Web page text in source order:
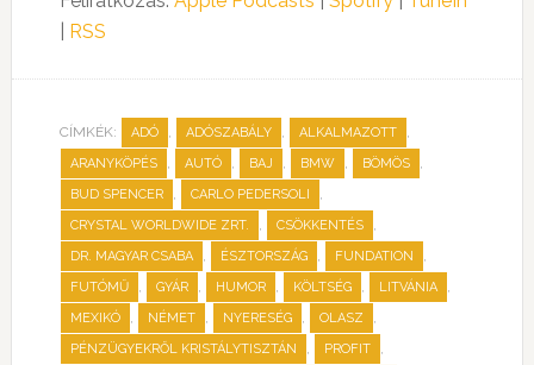
RSS
CÍMKÉK: ADÓ , ADÓSZABÁLY , ALKALMAZOTT ,
ARANYKÖPÉS , AUTÓ , BAJ , BMW , BÖMÖS ,
BUD SPENCER , CARLO PEDERSOLI ,
CRYSTAL WORLDWIDE ZRT. , CSÖKKENTÉS ,
DR. MAGYAR CSABA , ÉSZTORSZÁG , FUNDATION ,
FUTÓMŰ , GYÁR , HUMOR , KÖLTSÉG , LITVÁNIA ,
MEXIKÓ , NÉMET , NYERESÉG , OLASZ ,
PÉNZÜGYEKRŐL KRISTÁLYTISZTÁN , PROFIT ,